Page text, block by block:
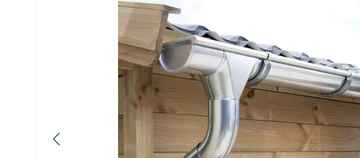
Bildergalerie überspringen